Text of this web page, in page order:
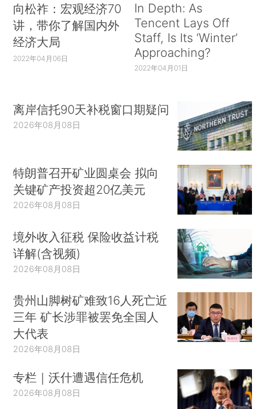
向松祚：宏观经济70
讲，带你了解国内外
经济大局
2022年04月06日
In Depth: As
Tencent Lays Off
Staff, Is Its ‘Winter’
Approaching?
2022年04月01日
离岸信托90天补税窗口期疑问
2026年08月08日
特朗普召开矿业圆桌会 拟向
关键矿产投资超20亿美元
2026年08月08日
境外收入征税 保险收益计税
详解(含视频)
2026年08月08日
贵州山脚树矿难致16人死亡近
三年 矿长涉罪被罢免全国人
大代表
2026年08月08日
专栏｜沃什遭遇信任危机
2026年08月08日